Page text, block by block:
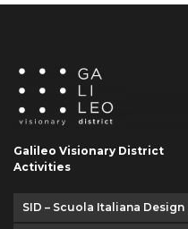
Galileo Visionary District
Activities
SID – Scuola Italiana Design